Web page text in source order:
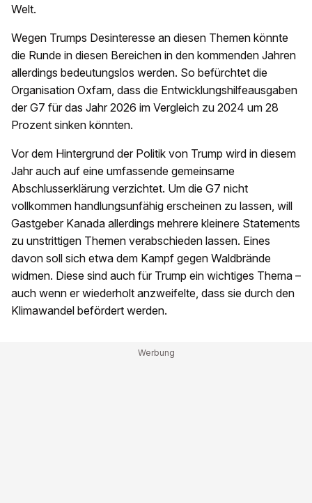
Welt.
Wegen Trumps Desinteresse an diesen Themen könnte
die Runde in diesen Bereichen in den kommenden Jahren
allerdings bedeutungslos werden. So befürchtet die
Organisation Oxfam, dass die Entwicklungshilfeausgaben
der G7 für das Jahr 2026 im Vergleich zu 2024 um 28
Prozent sinken könnten.
Vor dem Hintergrund der Politik von Trump wird in diesem
Jahr auch auf eine umfassende gemeinsame
Abschlusserklärung verzichtet. Um die G7 nicht
vollkommen handlungsunfähig erscheinen zu lassen, will
Gastgeber Kanada allerdings mehrere kleinere Statements
zu unstrittigen Themen verabschieden lassen. Eines
davon soll sich etwa dem Kampf gegen Waldbrände
widmen. Diese sind auch für Trump ein wichtiges Thema –
auch wenn er wiederholt anzweifelte, dass sie durch den
Klimawandel befördert werden.